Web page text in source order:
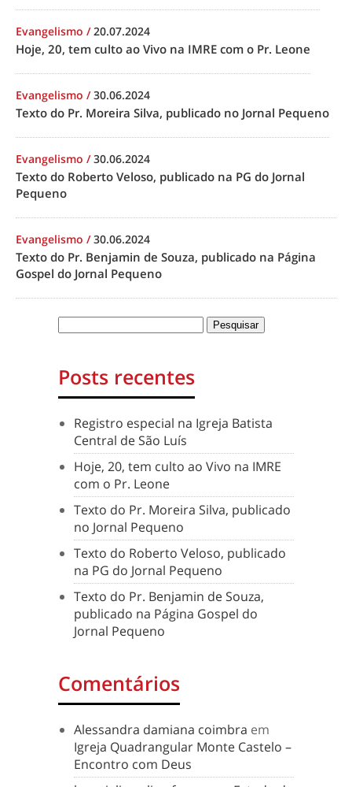
Evangelismo /20.07.2024
Hoje, 20, tem culto ao Vivo na IMRE com o Pr. Leone
Evangelismo /30.06.2024
Texto do Pr. Moreira Silva, publicado no Jornal Pequeno
Evangelismo /30.06.2024
Texto do Roberto Veloso, publicado na PG do Jornal
Pequeno
Evangelismo /30.06.2024
Texto do Pr. Benjamin de Souza, publicado na Página
Gospel do Jornal Pequeno
Posts recentes
Registro especial na Igreja Batista
Central de São Luís
Hoje, 20, tem culto ao Vivo na IMRE
com o Pr. Leone
Texto do Pr. Moreira Silva, publicado
no Jornal Pequeno
Texto do Roberto Veloso, publicado
na PG do Jornal Pequeno
Texto do Pr. Benjamin de Souza,
publicado na Página Gospel do
Jornal Pequeno
Comentários
Alessandra damiana coimbra em
Igreja Quadrangular Monte Castelo –
Encontro com Deus